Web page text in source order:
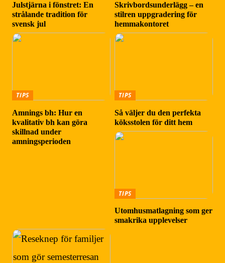
Julstjärna i fönstret: En
strålande tradition för
svensk jul
Skrivbordsunderlägg – en
stilren uppgradering för
hemmakontoret
TIPS
Amnings bh: Hur en
kvalitativ bh kan göra
skillnad under
amningsperioden
TIPS
Så väljer du den perfekta
köksstolen för ditt hem
TIPS
Utomhusmatlagning som ger
smakrika upplevelser